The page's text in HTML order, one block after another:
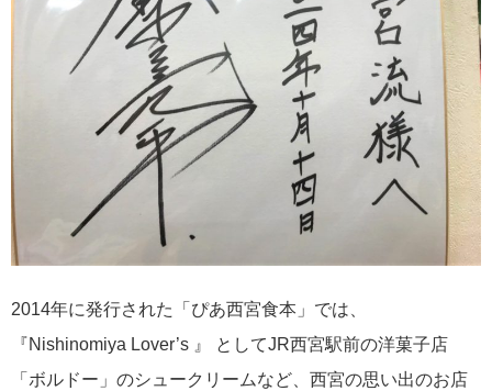
2014年に発行された「ぴあ西宮食本」では、
『Nishinomiya Lover’s 』 としてJR西宮駅前の洋菓子店
「ボルドー」のシュークリームなど、西宮の思い出のお店